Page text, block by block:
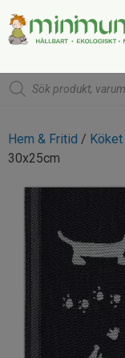
Products
Hem & Fritid / Köket
30x25cm